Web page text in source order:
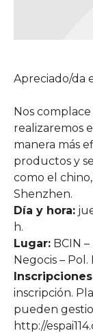
Apreciado/da
Nos
realizaremos
manera más
productos y
como el
Shenzhen.
Día y hora:
h.
Lugar: BCIN
Negocis – Pol.
inscripción.
pueden
http://